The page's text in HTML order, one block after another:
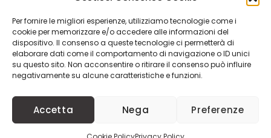
Per fornire le migliori esperienze, utilizziamo tecnologie come i
cookie per memorizzare e/o accedere alle informazioni del
dispositivo. Il consenso a queste tecnologie ci permetterà di
elaborare dati come il comportamento di navigazione o ID unici
su questo sito. Non acconsentire o ritirare il consenso può influire
negativamente su alcune caratteristiche e funzioni.
Accetta Nega Preferenze
Contatti
© 2025Progetto Moda S.r.l.P.Iva 03151820721 -
CreditsKobalt nBit